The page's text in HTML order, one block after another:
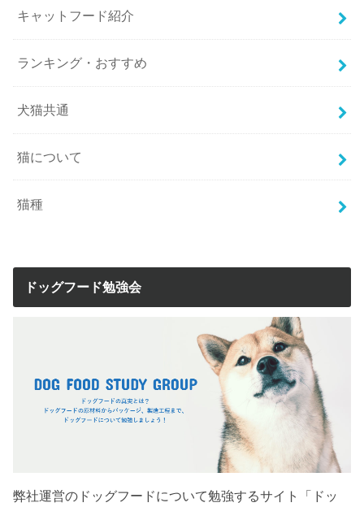
キャットフード紹介
ランキング・おすすめ
犬猫共通
猫について
猫種
ドッグフード勉強会
弊社運営のドッグフードについて勉強するサイト「ドッ